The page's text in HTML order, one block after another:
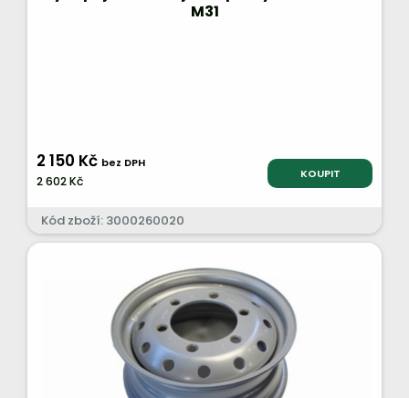
M31
2 150 Kč bez DPH
2 602 Kč KOUPIT
Kód zboží: 3000260020